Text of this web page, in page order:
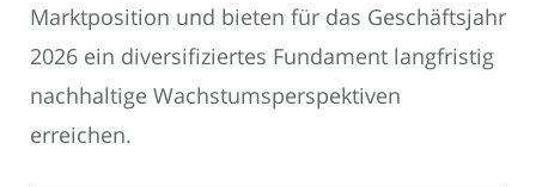
Marktposition und bieten für das Geschäftsjahr
2026 ein diversifiziertes Fundament langfristig
nachhaltige Wachstumsperspektiven
erreichen.